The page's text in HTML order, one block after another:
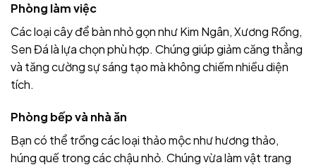
Phòng làm việc
Các loại cây để bàn nhỏ gọn như Kim Ngân, Xương Rồng,
Sen Đá là lựa chọn phù hợp. Chúng giúp giảm căng thẳng
và tăng cường sự sáng tạo mà không chiếm nhiều diện
tích.
Phòng bếp và nhà ăn
Bạn có thể trồng các loại thảo mộc như hương thảo,
húng quế trong các chậu nhỏ. Chúng vừa làm vật trang